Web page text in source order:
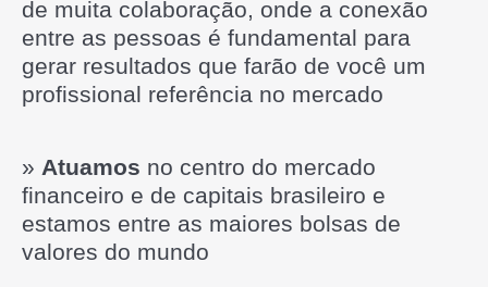
de muita colaboração, onde a conexão
entre as pessoas é fundamental para
gerar resultados que farão de você um
profissional referência no mercado
» Atuamos no centro do mercado
financeiro e de capitais brasileiro e
estamos entre as maiores bolsas de
valores do mundo